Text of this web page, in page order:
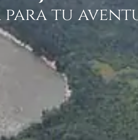
tu